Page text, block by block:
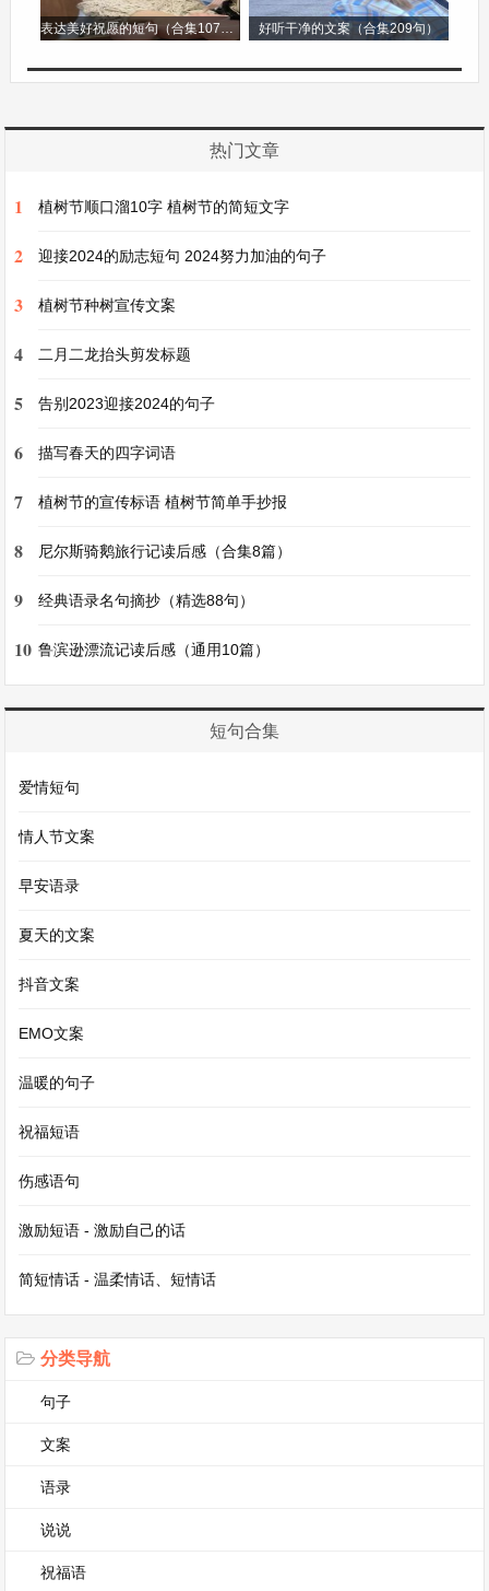
文化体育活动。举办了残疾人书画展览，共展出了
残疾书画爱好者的作品[X]余幅，展现了残疾人的
艺术才华和坚韧精神，吸引了社会各界人士前来参
在体育方面，积极组织残疾人参加各类体育赛事。
疾人运动员取得了[X]金、[X]银、[X]铜的好成绩，
为家乡争得了荣誉。通过参与体育活动，残疾人增
极地面对生活。
加强残疾人权益保障法律法规的宣传普及工作，通
法律意识和维权能力。共举办社区法律讲座[X]
和投诉案件。在工作期间，共接到残疾人权益诉求
[X]件，成功解决了[X]件，涉及劳动就业、社会保
姓名]解决了因无障碍设施不完善导致出行困难的
问题，协调相关部门为其居住的小区安装了轮椅坡
在过去的工作中，虽然取得了一些成绩，但也深知
更加美好的生活。
效。现将工作总结如下：
一、政策落实与宣传
策，确保残疾人群体能够及时享受到应有的福利和
保障。积极协助残联部门开展残疾证办理工作，简
化办理流程，提高办理效率，共为[X]名符合条件
表达美好祝愿的短句（合集107句） 好听干净的文案（合集209句）
热门文章
1 植树节顺口溜10字 植树节的简短文字
2 迎接2024的励志短句 2024努力加油的句子
3 植树节种树宣传文案
4 二月二龙抬头剪发标题
5 告别2023迎接2024的句子
6 描写春天的四字词语
7 植树节的宣传标语 植树节简单手抄报
8 尼尔斯骑鹅旅行记读后感（合集8篇）
9 经典语录名句摘抄（精选88句）
10 鲁滨逊漂流记读后感（通用10篇）
短句合集
爱情短句
情人节文案
早安语录
夏天的文案
抖音文案
EMO文案
温暖的句子
祝福短语
伤感语句
激励短语 - 激励自己的话
简短情话 - 温柔情话、短情话
分类导航
句子
文案
语录
说说
祝福语